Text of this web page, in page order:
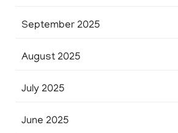
September 2025
August 2025
July 2025
June 2025